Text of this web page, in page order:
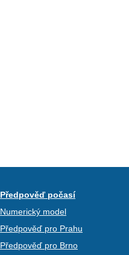
Předpověď počasí
Numerický model
Předpověď pro Prahu
Předpověď pro Brno